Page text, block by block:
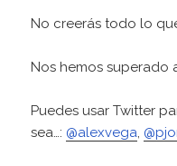
a
d
o
No creerás todo lo
Nos hemos superado
Puedes usar Twitter
sea…: @alexvega,